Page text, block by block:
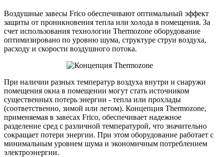
Воздушные завесы Frico обеспечивают оптимальный эффект
защиты от проникновения тепла или холода в помещения. За
счет использования технологии Thermozone оборудование
оптимизировано по уровню шума, структуре струи воздуха,
расходу и скорости воздушного потока.
При наличии разных температур воздуха внутри и снаружи
помещения окна в помещении могут стать источником
существенных потерь энергии - тепла или прохлады
(соответственно, зимой или летом). Концепция Thermozone,
применяемая в завесах Frico, обеспечивает надежное
разделение сред с различной температурой, что значительно
сокращает потери энергии. При этом оборудование работает с
минимальным уровнем шума и экономичным потреблением
электроэнергии.